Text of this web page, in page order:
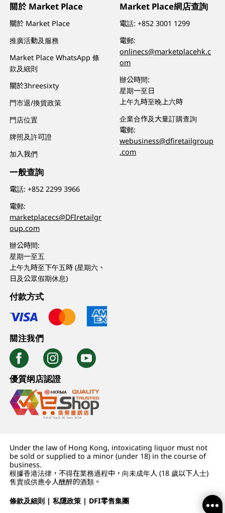
關於 Market Place
關於 Market Place
推廣活動及服務
Market Place WhatsApp 條
款及細則
關於3hreesixty
門市退/換貨政策
門店位置
牌照及許可證
加入我們
一般查詢
電話:+852 2299 3966
電郵:
marketplacecs@DFIretailgr
oup.com
辦公時間:
星期一至五
上午九時至下午五時 (星期六、
日及公眾假期休息)
Market Place網店查詢
電話:+852 3001 1299
電郵:
onlinecs@marketplacehk.c
om
辦公時間:
星期一至日
上午九時至晚上六時
企業合作及大量訂購查詢
電郵:
webusiness@dfiretailgroup
.com
付款方式
關注我們
優質纲店認證
Under the law of Hong Kong, intoxicating liquor must not
be sold or supplied to a minor (under 18) in the course of
business.
根據香港法律，不得在業務過程中，向未成年人 (18 歲以下人士)
售賣或供應令人醺醉的酒類。
條款及細則 |私隱政策 | DFI零售集團